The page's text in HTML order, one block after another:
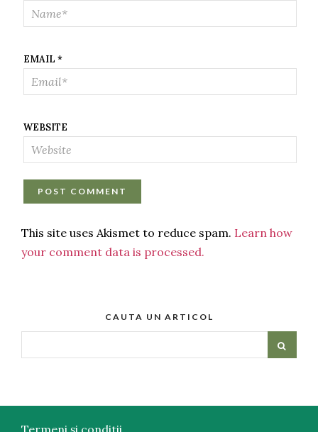
EMAIL *
WEBSITE
This site uses Akismet to reduce spam. Learn how
your comment data is processed.
CAUTA UN ARTICOL
Termeni și conditii